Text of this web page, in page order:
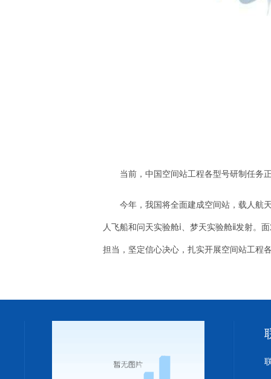
当前，中国空间站工程各型号研制任务
今年，我国将全面建成空间站，载人航
人飞船和问天实验舱ⅰ、梦天实验舱ⅱ发射。
担当，坚定信心决心，扎实开展空间站工程